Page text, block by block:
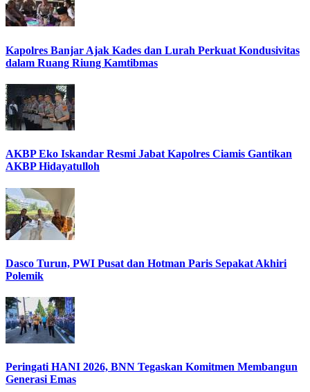
Kapolres Banjar Ajak Kades dan Lurah Perkuat Kondusivitas
dalam Ruang Riung Kamtibmas
AKBP Eko Iskandar Resmi Jabat Kapolres Ciamis Gantikan
AKBP Hidayatulloh
Dasco Turun, PWI Pusat dan Hotman Paris Sepakat Akhiri
Polemik
Peringati HANI 2026, BNN Tegaskan Komitmen Membangun
Generasi Emas